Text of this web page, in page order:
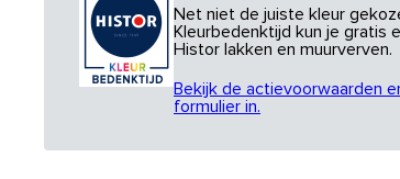
Net niet de juiste kleur
Kleurbedenktijd kun je gratis
Histor lakken en muurverven.
Bekijk de actievoorwaarden
formulier in.